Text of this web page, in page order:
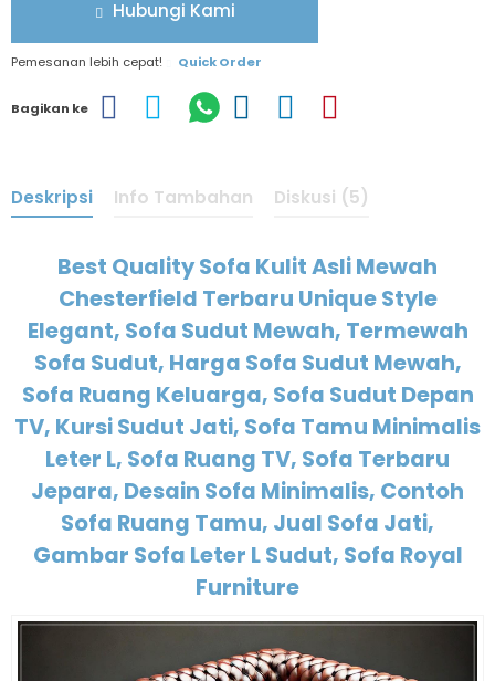
Hubungi Kami
Pemesanan lebih cepat! Quick Order
Bagikan ke
Deskripsi Info Tambahan Diskusi (5)
Best Quality Sofa Kulit Asli Mewah
Chesterfield Terbaru Unique Style
Elegant, Sofa Sudut Mewah, Termewah
Sofa Sudut, Harga Sofa Sudut Mewah,
Sofa Ruang Keluarga, Sofa Sudut Depan
TV, Kursi Sudut Jati, Sofa Tamu Minimalis
Leter L, Sofa Ruang TV, Sofa Terbaru
Jepara, Desain Sofa Minimalis, Contoh
Sofa Ruang Tamu, Jual Sofa Jati,
Gambar Sofa Leter L Sudut, Sofa Royal
Furniture